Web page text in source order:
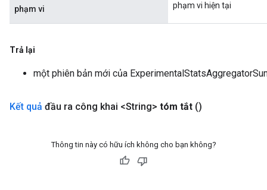
phạm vi phạm vi hiện tại
Trả lại
một phiên bản mới của
Kết quả đầu ra công khai <String> tóm tắt ()
Thông tin này có hữu ích không cho bạn không?